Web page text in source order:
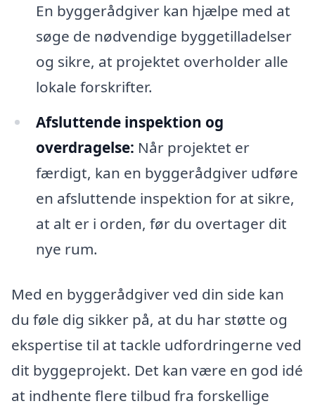
En byggerådgiver kan hjælpe med at
søge de nødvendige byggetilladelser
og sikre, at projektet overholder alle
lokale forskrifter.
Afsluttende inspektion og
overdragelse: Når projektet er
færdigt, kan en byggerådgiver udføre
en afsluttende inspektion for at sikre,
at alt er i orden, før du overtager dit
nye rum.
Med en byggerådgiver ved din side kan
du føle dig sikker på, at du har støtte og
ekspertise til at tackle udfordringerne ved
dit byggeprojekt. Det kan være en god idé
at indhente flere tilbud fra forskellige